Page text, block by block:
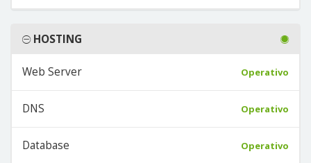
HOSTING
Web Server Operativo
DNS Operativo
Database Operativo